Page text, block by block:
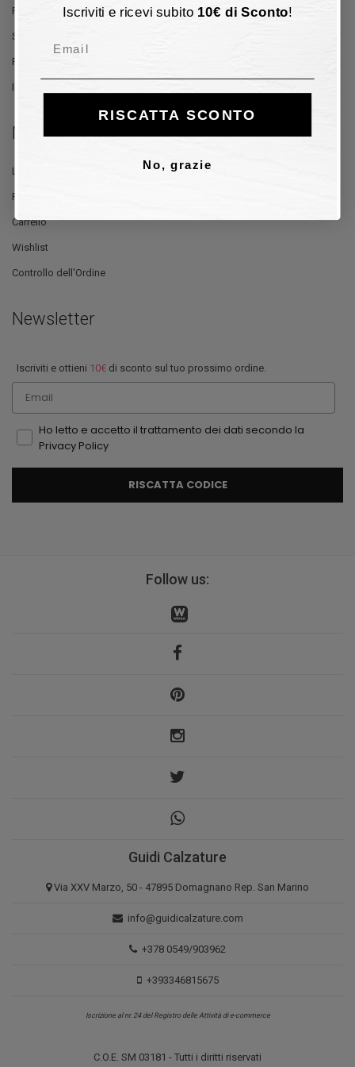
Pagamento
Spedizione e Consegna
Reso e Rimborso
Informativa sulla Privacy
My Account
Log In
Registrati
Carrello
Wishlist
Controllo dell'Ordine
Newsletter
Iscriviti e ottieni 10€ di sconto sul tuo prossimo ordine.
Email
Ho letto e accetto il trattamento dei dati secondo la
Privacy Policy
RISCATTA CODICE
Follow us:
Guidi Calzature
Via XXV Marzo, 50 - 47895 Domagnano Rep. San Marino
info@guidicalzature.com
+378 0549/903962
+393346815675
Iscrizione al nr. 24 del Registro delle Attività di e-commerce
C.O.E. SM 03181 - Tutti i diritti riservati
Iscriviti e ricevi subito 10€ di Sconto!
RISCATTA SCONTO
No, grazie